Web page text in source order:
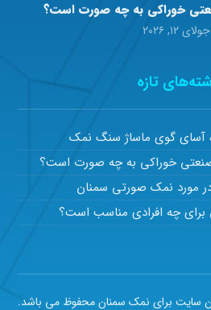
خوراکی به چه صورت است؟
جولای ۱۲, ۲۰۲۶
تازه
گوی ماساژ سنگ نمک
خوراکی به چه صورت است؟
مورد نمک صورتی سمنان
برای چه افرادی مناسب است؟
سایت برای نمک سمنان محفوظ می باشد.